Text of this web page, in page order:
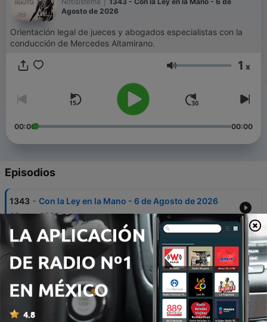
Agosto de 2026
Orientación legal de jueces y abogados especialistas con la
conducción de Mercedes Altamirano.
Volumen 1 x
00:00 00:00
Episodios
1343 - Con la Ley en la Mano - 6 de Agosto de 2026
06 ago. 2026
1342 Con la Ley en la Mano - 4 de Agosto de 2026
Con la Ley en la Mano - 30 de Julio de 2026
30 jul. 2026
1340 - Con la Ley en la Mano - 28 de Julio de 2026